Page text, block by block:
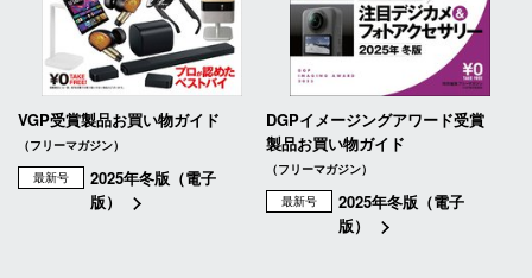
VGP受賞製品お買い物ガイド
（フリーマガジン）
最新号
2025年冬版（電子
版）
DGPイメージングアワード受賞
製品お買い物ガイド
（フリーマガジン）
最新号
2025年冬版（電子
版）